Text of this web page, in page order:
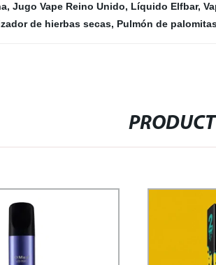
, Jugo Vape Reino Unido, Líquido Elfbar,
de hierbas secas, Pulmón de